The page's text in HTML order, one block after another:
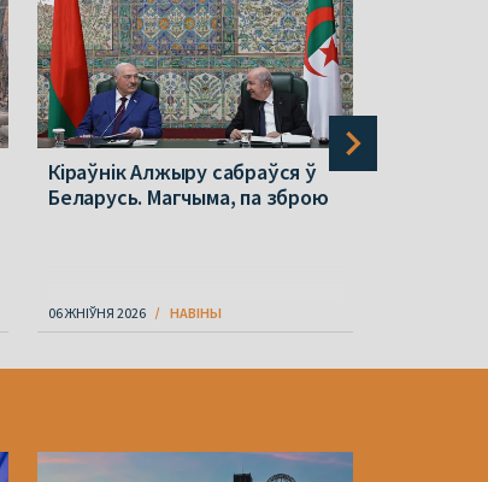
Кіраўнік Алжыру сабраўся ў
Беларусь. Магчыма, па зброю
06 ЖНІЎНЯ 2026 НАВІНЫ